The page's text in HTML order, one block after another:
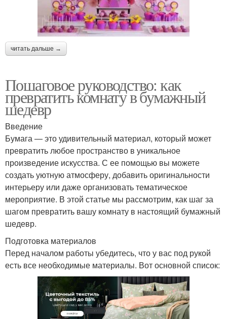
читать дальше →
Пошаговое руководство: как
превратить комнату в бумажный
шедевр
Введение
Бумага — это удивительный материал, который может
превратить любое пространство в уникальное
произведение искусства. С ее помощью вы можете
создать уютную атмосферу, добавить оригинальности
интерьеру или даже организовать тематическое
мероприятие. В этой статье мы рассмотрим, как шаг за
шагом превратить вашу комнату в настоящий бумажный
шедевр.
Подготовка материалов
Перед началом работы убедитесь, что у вас под рукой
есть все необходимые материалы. Вот основной список: